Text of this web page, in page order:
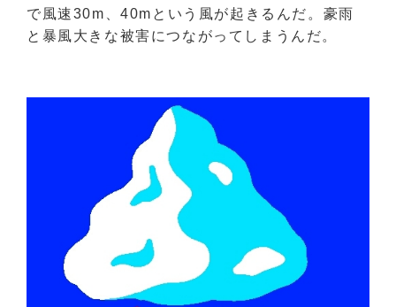
で風速30m、40mという風が起きるんだ。豪雨
と暴風大きな被害につながってしまうんだ。